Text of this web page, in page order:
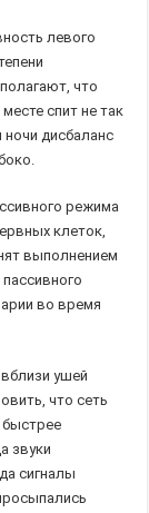
левого
что
спит не так
ночи дисбаланс
режима
клеток,
выполнением
во время
ушей
что сеть
звуки
сигналы